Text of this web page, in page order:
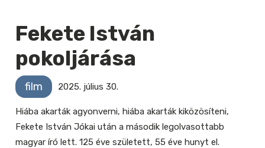
Fekete István
pokoljárása
film 2025. július 30.
Hiába akarták agyonverni, hiába akarták kiközösíteni,
Fekete István Jókai után a második legolvasottabb
magyar író lett. 125 éve született, 55 éve hunyt el.